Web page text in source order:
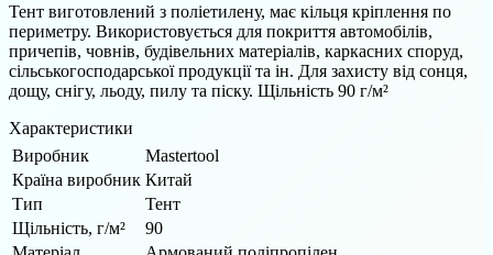
Тент виготовлений з поліетилену, має кільця кріплення по
периметру. Використовується для покриття автомобілів,
причепів, човнів, будівельних матеріалів, каркасних споруд,
сільськогосподарської продукції та ін. Для захисту від сонця,
дощу, снігу, льоду, пилу та піску. Щільність 90 г/м²
Характеристики
Виробник
Mastertool
Країна виробник Китай
Тип
Тент
Щільність, г/м²
90